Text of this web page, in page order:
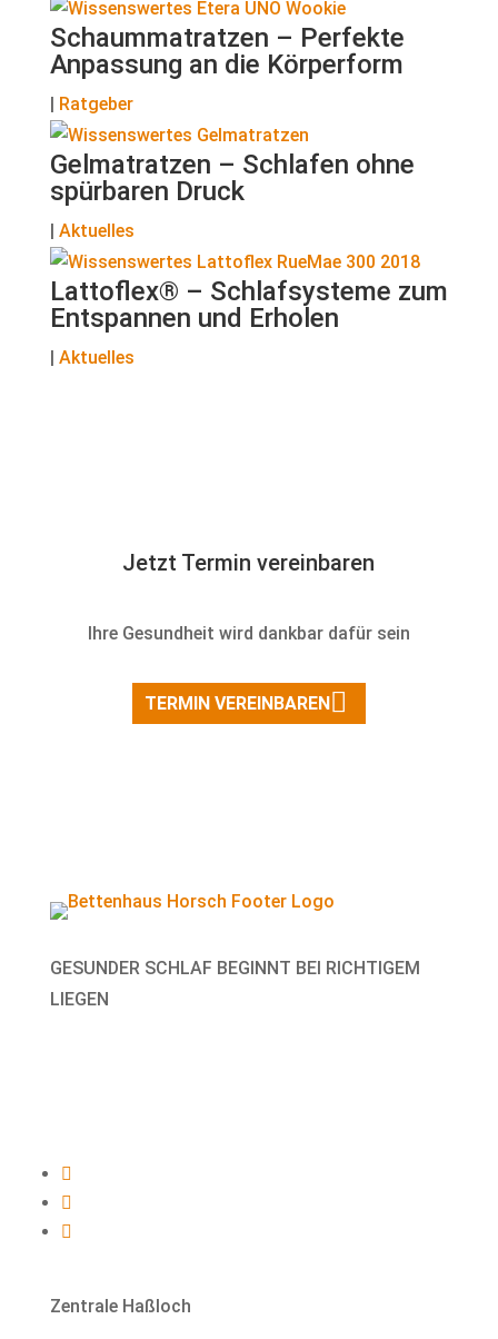
Schaummatratzen – Perfekte
Anpassung an die Körperform
Ratgeber
Gelmatratzen – Schlafen ohne
spürbaren Druck
Aktuelles
Lattoflex® – Schlafsysteme zum
Entspannen und Erholen
Aktuelles
Jetzt Termin vereinbaren
Ihre Gesundheit wird dankbar dafür sein
TERMIN VEREINBAREN
GESUNDER SCHLAF BEGINNT BEI RICHTIGEM
LIEGEN



Zentrale Haßloch